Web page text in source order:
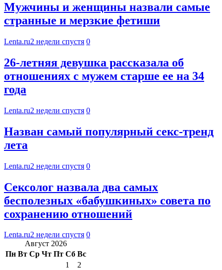
Мужчины и женщины назвали самые
странные и мерзкие фетиши
Lenta.ru2 недели спустя 0
26-летняя девушка рассказала об
отношениях с мужем старше ее на 34
года
Lenta.ru2 недели спустя 0
Назван самый популярный секс-тренд
лета
Lenta.ru2 недели спустя 0
Сексолог назвала два самых
бесполезных «бабушкиных» совета по
сохранению отношений
Lenta.ru2 недели спустя 0
Август 2026
Пн Вт Ср Чт Пт Сб Вс
1
2